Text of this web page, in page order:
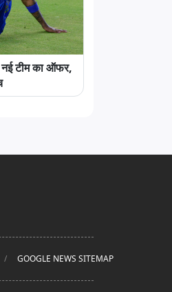
नई टीम का ऑफर,
GOOGLE NEWS SITEMAP